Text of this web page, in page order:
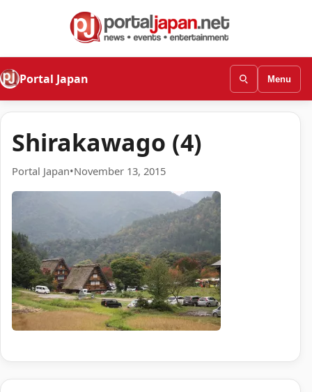
Portal Japan Menu
Shirakawago (4)
Portal Japan•November 13, 2015